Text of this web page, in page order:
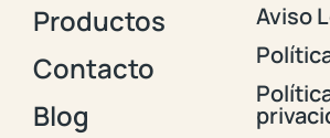
Productos
Contacto
Blog
Aviso